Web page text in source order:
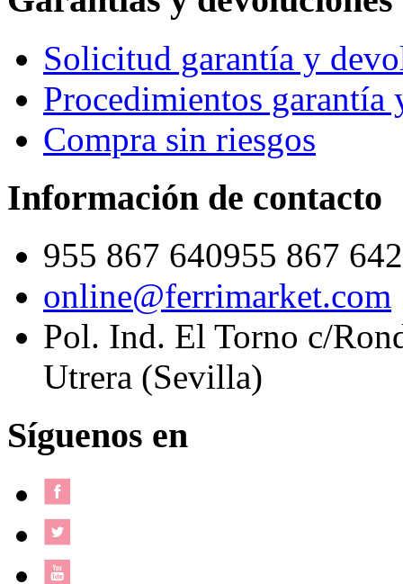
Solicitud garantía y
Procedimientos garantía
Compra sin riesgos
Información de contacto
955 867 640955 867 642
online@ferrimarket.com
Pol. Ind. El Torno c/
Utrera (Sevilla)
Síguenos en